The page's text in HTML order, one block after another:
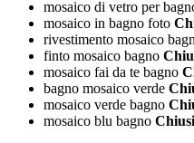
mosaico di vetro per
mosaico in bagno foto
rivestimento mosaico
finto mosaico bagno
mosaico fai da te bagno
bagno mosaico verde
mosaico verde bagno
mosaico blu bagno Chiusi